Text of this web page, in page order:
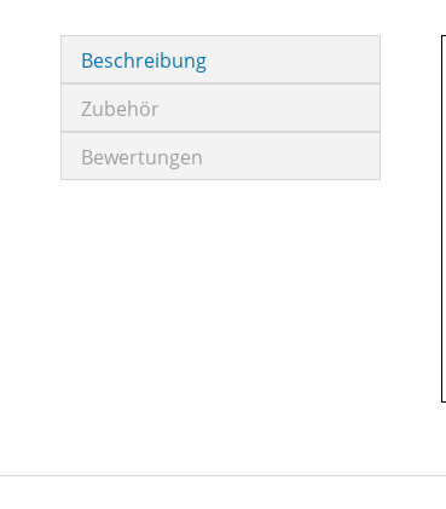
Beschreibung
Zubehör
Bewertungen